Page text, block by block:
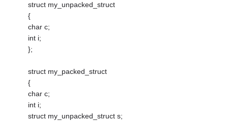
struct my_unpacked_struct
{
char c;
int i;
};
struct my_packed_struct
{
char c;
int i;
struct my_unpacked_struct s;